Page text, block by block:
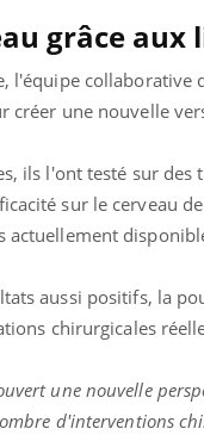
grâce
l'équipe
créer une nouvelle
ils l'ont testé sur
sur le cerveau
aussi positifs, la
chirurgicales
une nouvelle
d'interventions